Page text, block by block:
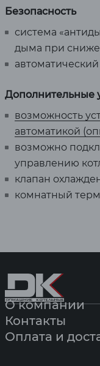
Безопасность
система
дыма при
Дополнительные
возможность
автоматикой
возможно
управлению
клапан
комнатный
О компании
Контакты
Оплата и